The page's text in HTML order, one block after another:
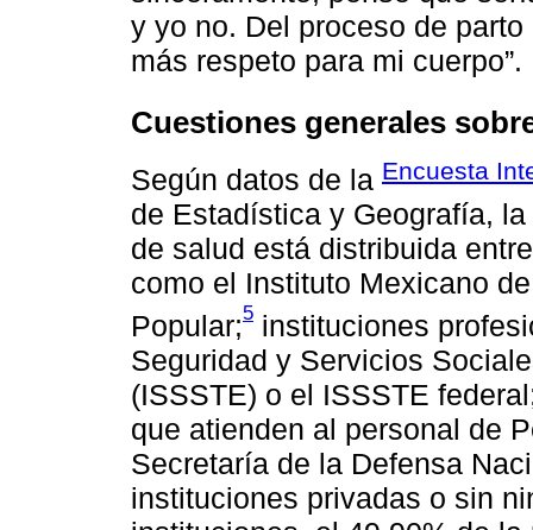
y yo no. Del proceso de
más respeto para mi cuerpo”.
Cuestiones generales
Según datos de la Encuesta
de Estadística y Geografía,
de salud está distribuida
como el Instituto Mexicano
Popular;5 instituciones
Seguridad y Servicios
(ISSSTE) o el ISSSTE
que atienden al personal de
Secretaría de la Defensa
instituciones privadas o sin